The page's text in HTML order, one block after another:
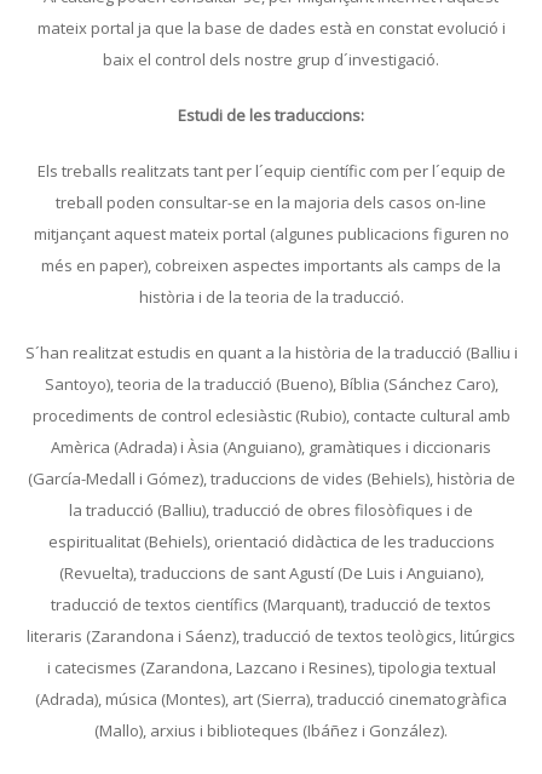
mateix portal ja que la base de dades està en constat evolució i
baix el control dels nostre grup d´investigació.
Estudi de les traduccions:
Els treballs realitzats tant per l´equip científic com per l´equip de
treball poden consultar-se en la majoria dels casos on-line
mitjançant aquest mateix portal (algunes publicacions figuren no
més en paper), cobreixen aspectes importants als camps de la
història i de la teoria de la traducció.
S´han realitzat estudis en quant a la història de la traducció (Balliu i
Santoyo), teoria de la traducció (Bueno), Bíblia (Sánchez Caro),
procediments de control eclesiàstic (Rubio), contacte cultural amb
Amèrica (Adrada) i Àsia (Anguiano), gramàtiques i diccionaris
(García-Medall i Gómez), traduccions de vides (Behiels), història de
la traducció (Balliu), traducció de obres filosòfiques i de
espiritualitat (Behiels), orientació didàctica de les traduccions
(Revuelta), traduccions de sant Agustí (De Luis i Anguiano),
traducció de textos científics (Marquant), traducció de textos
literaris (Zarandona i Sáenz), traducció de textos teològics, litúrgics
i catecismes (Zarandona, Lazcano i Resines), tipologia textual
(Adrada), música (Montes), art (Sierra), traducció cinematogràfica
(Mallo), arxius i biblioteques (Ibáñez i González).